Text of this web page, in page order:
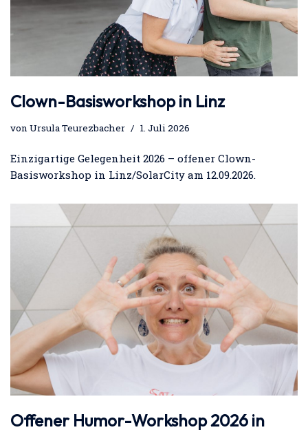
Clown-Basisworkshop in Linz
vonUrsula Teurezbacher 1. Juli 2026
Einzigartige Gelegenheit 2026 – offener Clown-
Basisworkshop in Linz/SolarCity am 12.09.2026.
Offener Humor-Workshop 2026 in